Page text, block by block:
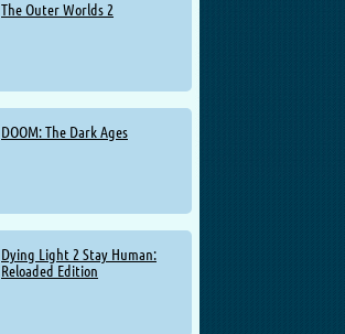
The Outer Worlds 2
DOOM: The Dark Ages
Dying Light 2 Stay Human:
Reloaded Edition